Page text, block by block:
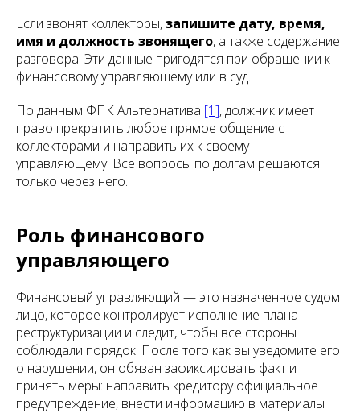
Если звонят коллекторы,запишите дату, время,
имя и должность звонящего, а также содержание
разговора. Эти данные пригодятся при обращении к
финансовому управляющему или в суд.
По данным ФПК Альтернатива [1], должник имеет
право прекратить любое прямое общение с
коллекторами и направить их к своему
управляющему. Все вопросы по долгам решаются
только через него.
Роль финансового
управляющего
Финансовый управляющий — это назначенное судом
лицо, которое контролирует исполнение плана
реструктуризации и следит, чтобы все стороны
соблюдали порядок. После того как вы уведомите его
о нарушении, он обязан зафиксировать факт и
принять меры: направить кредитору официальное
предупреждение, внести информацию в материалы